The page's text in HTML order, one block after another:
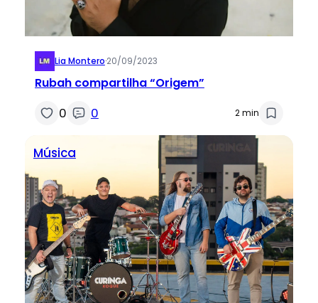
Lia Montero·20/09/2023
Rubah compartilha “Origem”
0 0 2 min
Música